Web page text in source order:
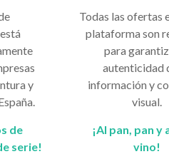
y
de
serie!
Todas las ofertas
plataforma son
para
autenticidad
información y
visual.
¡Al pan, pan y
vino!